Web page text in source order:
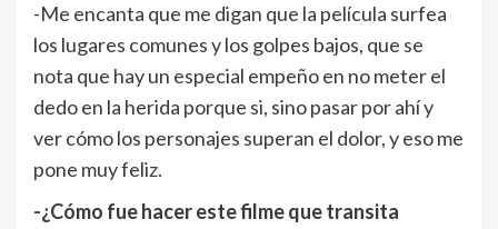
-Me encanta que me digan que la película surfea
los lugares comunes y los golpes bajos, que se
nota que hay un especial empeño en no meter el
dedo en la herida porque si, sino pasar por ahí y
ver cómo los personajes superan el dolor, y eso me
pone muy feliz.
-¿Cómo fue hacer este filme que transita